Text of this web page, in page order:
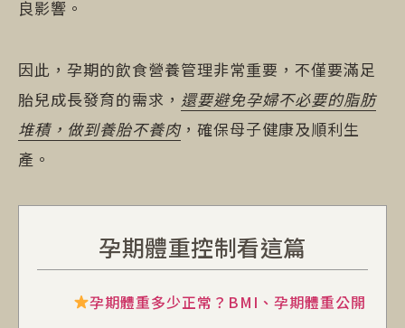
良影響。
因此，孕期的飲食營養管理非常重要，不僅要滿足
胎兒成長發育的需求， 還要避免孕婦不必要的脂肪
堆積，做到養胎不養肉，確保母子健康及順利生
產。
孕期體重控制看這篇
孕期體重多少正常？BMI、孕期體重公開